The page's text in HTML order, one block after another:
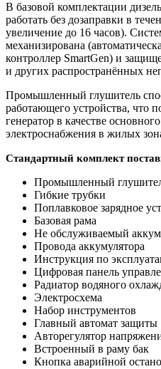
В базовой комплектации
работать без дозаправки в
увеличение до 16 часов).
механизирована
контроллер SmartGen) и
и других распространённых
Промышленный глушитель
работающего устройства, что
генератор в качестве
электроснабжения в жилых
Стандартный комплект
Промышленный
Гибкие трубки
Поплавковое зарядное
Базовая рама
Не обслуживаемый
Провода аккумулятора
Инструкция по
Цифровая панель
Радиатор водяного
Электросхема
Набор инструментов
Главный автомат защиты
Авторегулятор
Встроенный в раму бак
Кнопка аварийной